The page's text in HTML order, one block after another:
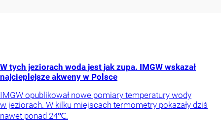
W tych jeziorach woda jest jak zupa. IMGW wskazał
najcieplejsze akweny w Polsce
IMGW opublikował nowe pomiary temperatury wody
w jeziorach. W kilku miejscach termometry pokazały dziś
nawet ponad 24℃.